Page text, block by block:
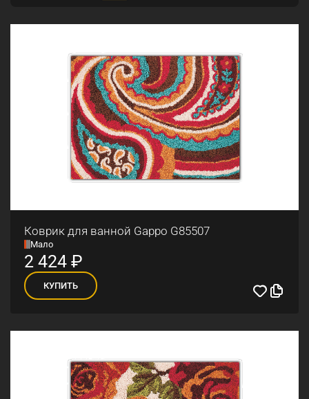
Коврик для ванной Gappo G85507
Мало
2 424₽
КУПИТЬ